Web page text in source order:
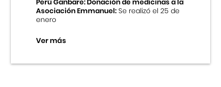
Perú Ganbare: Donación de medicinas a la
Asociación Emmanuel:Se realizó el 25 de
enero
Ver más